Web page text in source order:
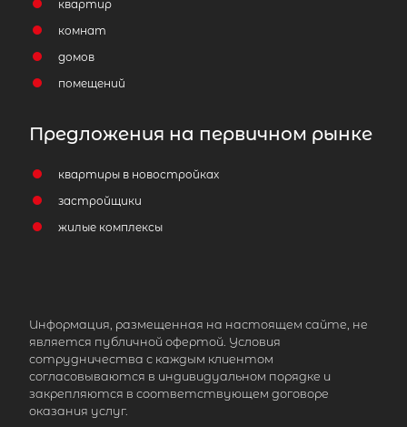
улица Демьяна Бедного, 28к1
Гражданский проспект Калининский
Площадь кухни
Жилая площадь
квартир
комнат
домов
помещений
Предложения на первичном рынке
квартиры в новостройках
застройщики
жилые комплексы
Информация, размещенная на настоящем сайте, не
является публичной офертой. Условия
сотрудничества с каждым клиентом
согласовываются в индивидуальном порядке и
закрепляются в соответствующем договоре
оказания услуг.